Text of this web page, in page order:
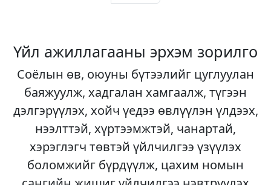
Үйл ажиллагааны эрхэм зорилго
Соёлын өв, оюуны бүтээлийг цуглуулан
баяжуулж, хадгалан хамгаалж, түгээн
дэлгэрүүлэх, хойч үедээ өвлүүлэн үлдээх,
нээлттэй, хүртээмжтэй, чанартай,
хэрэглэгч төвтэй үйлчилгээ үзүүлэх
боломжийг бүрдүүлж, цахим номын